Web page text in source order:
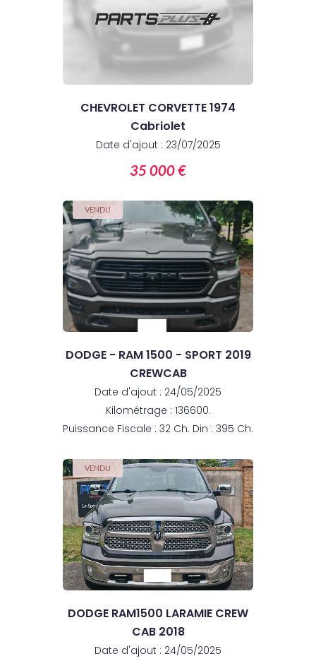
CHEVROLET CORVETTE 1974
Cabriolet
Date d'ajout : 23/07/2025
35 000 €
DODGE - RAM 1500 - SPORT 2019
CREWCAB
Date d'ajout : 24/05/2025
Kilométrage : 136600.
Puissance Fiscale : 32 Ch. Din : 395 Ch.
VENDU
DODGE RAM1500 LARAMIE CREW
CAB 2018
Date d'ajout : 24/05/2025
VENDU